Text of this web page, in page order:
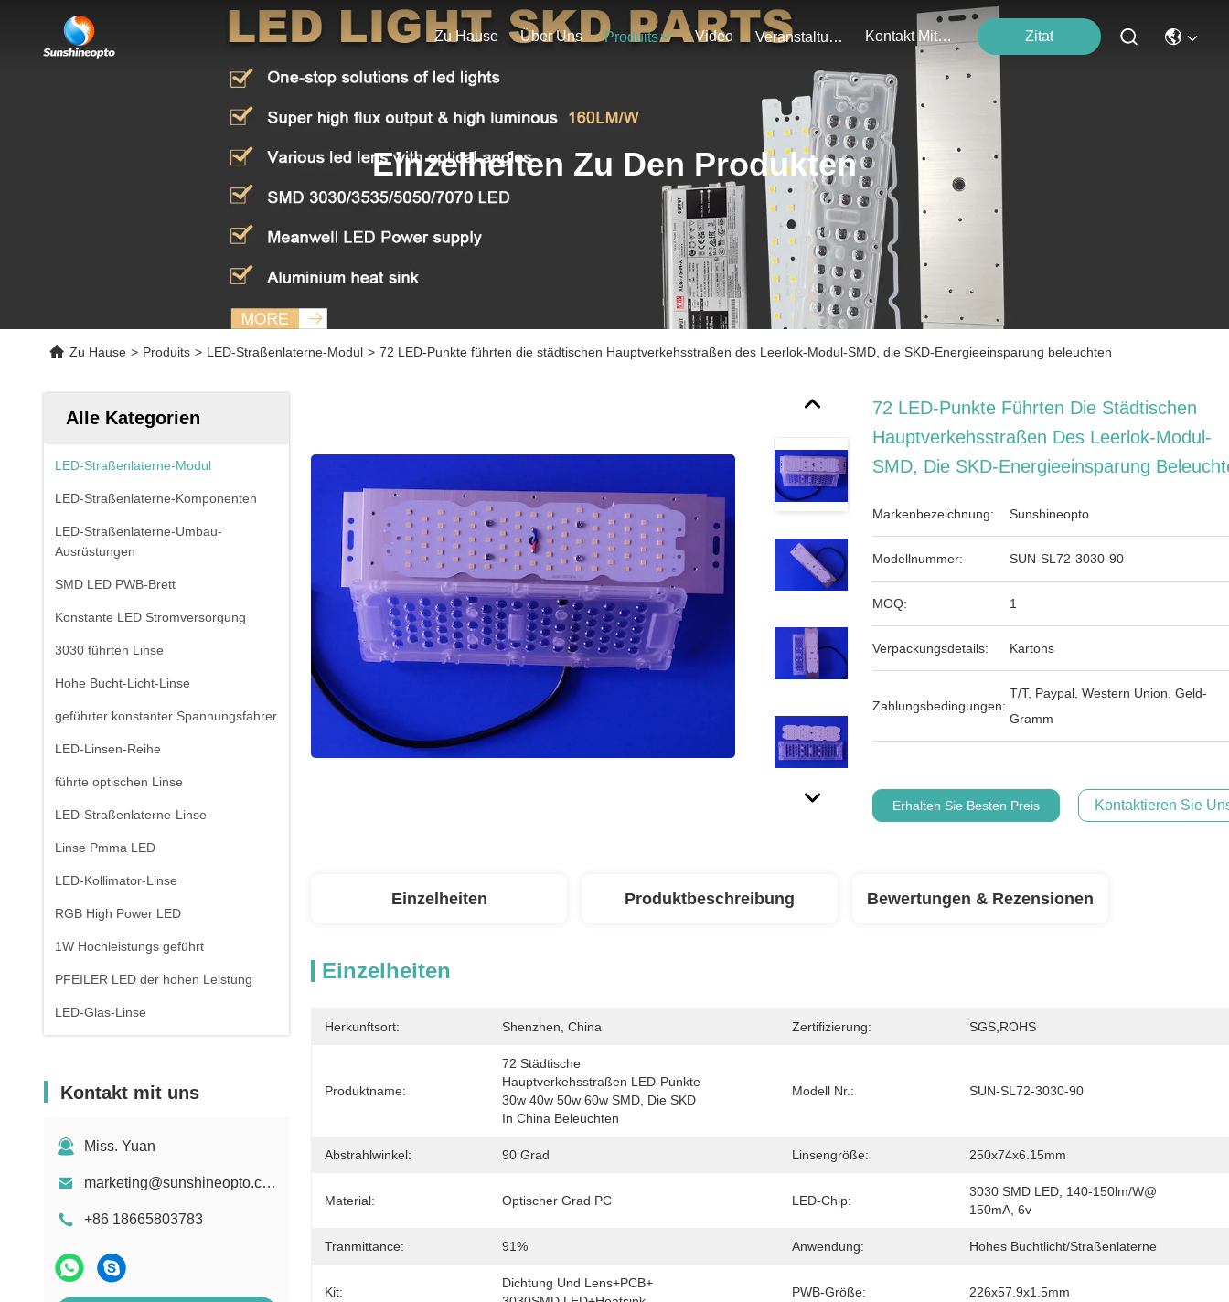
Zu Hause Über Uns Produits Video Veranstaltungen Kontakt Mit Uns Zitat
Einzelheiten Zu Den Produkten
Zu Hause > Produits > LED-Straßenlaterne-Modul > 72 LED-Punkte führten die städtischen Hauptverkehsstraßen des Leerlok-Modul-SMD, die SKD-Energieeinsparung beleuchten
Alle Kategorien
LED-Straßenlaterne-Modul
LED-Straßenlaterne-Komponenten
LED-Straßenlaterne-Umbau-
Ausrüstungen
SMD LED PWB-Brett
Konstante LED Stromversorgung
3030 führten Linse
Hohe Bucht-Licht-Linse
geführter konstanter Spannungsfahrer
LED-Linsen-Reihe
führte optischen Linse
LED-Straßenlaterne-Linse
Linse Pmma LED
LED-Kollimator-Linse
RGB High Power LED
1W Hochleistungs geführt
PFEILER LED der hohen Leistung
LED-Glas-Linse
Kontakt mit uns
Miss. Yuan
marketing@sunshineopto.com
+86 18665803783
72 LED-Punkte Führten Die Städtischen
Hauptverkehsstraßen Des Leerlok-Modul-
SMD, Die SKD-Energieeinsparung
Markenbezeichnung: Sunshineopto
Modellnummer: SUN-SL72-3030-90
MOQ: 1
Verpackungsdetails: Kartons
Zahlungsbedingungen:
T/T, Paypal, Western Union, Geld-
Gramm
Erhalten Sie Besten Preis Kontaktieren Sie
Einzelheiten Produktbeschreibung Bewertungen & Rezensionen
Einzelheiten
Herkunftsort: Shenzhen, China Zertifizierung: SGS,ROHS
Produktname:
72 Städtische
Hauptverkehsstraßen LED-Punkte
30w 40w 50w 60w SMD, Die SKD
In China Beleuchten
Modell Nr.: SUN-SL72-3030-90
Abstrahlwinkel: 90 Grad Linsengröße: 250x74x6.15mm
Material: Optischer Grad PC LED-Chip:
3030 SMD LED, 140-150lm/w@
150mA, 6v
Tranmittance: 91% Anwendung: Hohes Buchtlicht/Straßenlaterne
Kit:
Dichtung Und Lens+PCB+
PWB-Größe: 226x57.9x1.5mm